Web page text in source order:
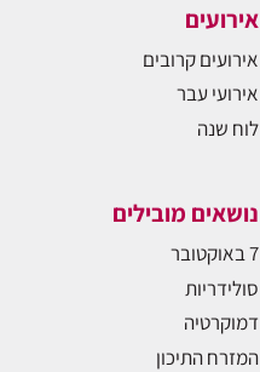
אירועים
אירועים קרובים
אירועי עבר
לוח שנה
נושאים מובילים
7 באוקטובר
סולידריות
דמוקרטיה
המזרח התיכון